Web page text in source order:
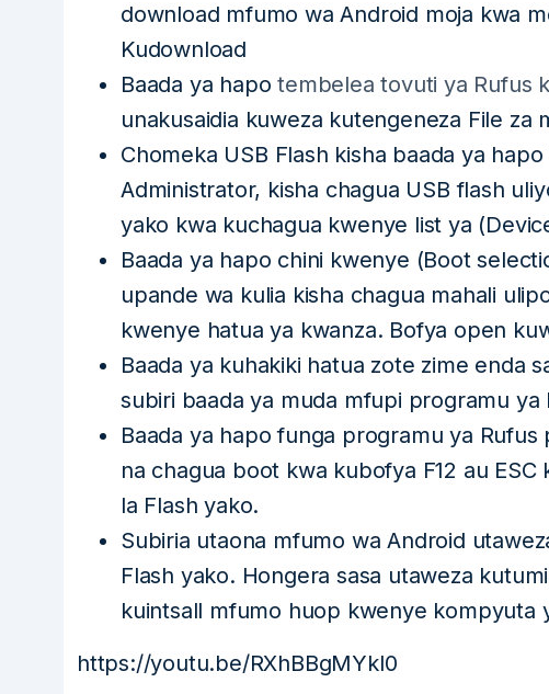
download mfumo wa Android moja kwa
Kudownload
Baada ya hapotembelea tovuti ya Rufus
unakusaidia kuweza kutengeneza File za
Chomeka USB Flash kisha baada ya
Administrator, kisha chagua USB flash
yako kwa kuchagua kwenye list ya
Baada ya hapo chini kwenye (Boot
upande wa kulia kisha chagua mahali
kwenye hatua ya kwanza. Bofya open
Baada ya kuhakiki hatua zote zime enda
subiri baada ya muda mfupi programu ya
Baada ya hapo funga programu ya
na chagua boot kwa kubofya F12 au
la Flash yako.
Subiria utaona mfumo wa Android
Flash yako. Hongera sasa utaweza
kuintsall mfumo huop kwenye kompyuta
https://youtu.be/RXhBBgMYkl0